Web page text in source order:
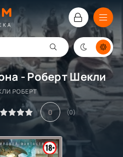
- Роберт Шекли
РОБЕРТ
0 (0)